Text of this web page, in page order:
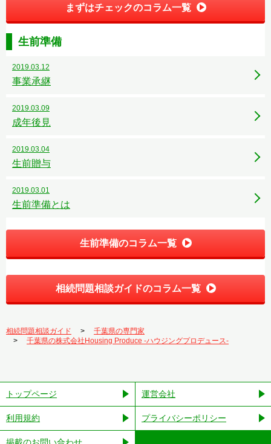
まずはチェックのコラム一覧
生前準備
2019.03.12
事業承継
2019.03.09
成年後見
2019.03.04
生前贈与
2019.03.01
生前準備とは
生前準備のコラム一覧
相続問題相談ガイドのコラム一覧
相続問題相談ガイド
千葉県の専門家
千葉県の株式会社Housing Produce -ハウジングプロデュース-
トップページ 運営会社
利用規約 プライバシーポリシー
掲載のお問い合わせ